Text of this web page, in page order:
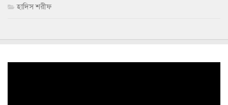
হাদিস শরীফ